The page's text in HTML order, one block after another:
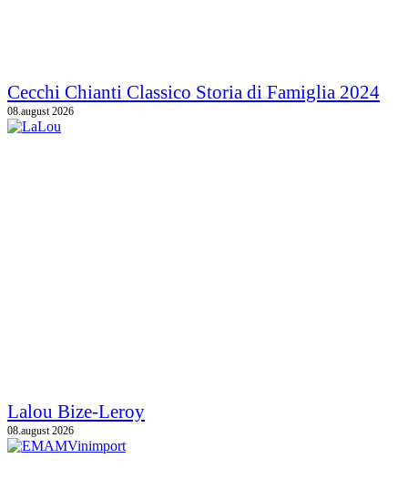
Cecchi Chianti Classico Storia di Famiglia 2024
08.august 2026
Lalou Bize-Leroy
08.august 2026